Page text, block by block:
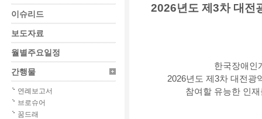
이슈리드
보도자료
월별주요일정
간행물
연례보고서
브로슈어
꿈드래
2026년도 제3차 대전
한국장애인
2026년도 제3차 대전광
참여할 유능한 인